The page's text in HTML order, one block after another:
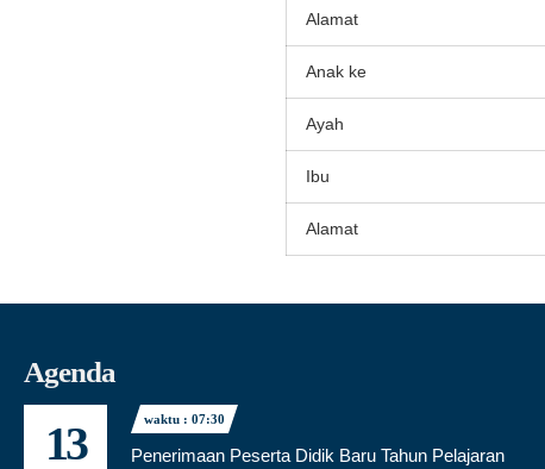
Alamat
Anak ke
Ayah
Ibu
Alamat
Agenda
13 waktu : 07:30
Penerimaan Peserta Didik Baru Tahun Pelajaran